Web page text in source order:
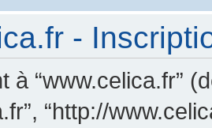
-
à “www.celica.fr”
“http://